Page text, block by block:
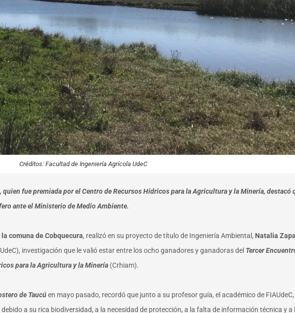
Créditos: Facultad de Ingeniería Agrícola UdeC
fue premiada por el Centro de Recursos Hídricos para la Agricultura y la Minería, destacó
ante el Ministerio de Medio Ambiente.
comuna de Cobquecura, realizó en su proyecto de título de Ingeniería Ambiental, Natalia
investigación que le valió estar entre los ocho ganadores y ganadoras del Tercer
para la Agricultura y la Minería (Crhiam).
de Taucúen mayo pasado, recordó que junto a su profesor guía, el académico de FIAUdeC,
a su rica biodiversidad, a la necesidad de protección, a la falta de información técnica y a